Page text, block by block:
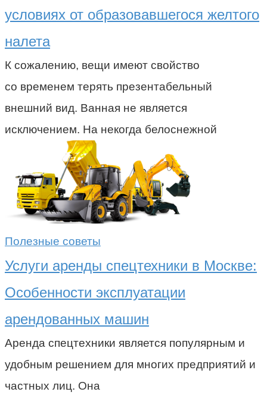
условиях от образовавшегося желтого
налета
К сожалению, вещи имеют свойство
со временем терять презентабельный
внешний вид. Ванная не является
исключением. На некогда белоснежной
Полезные советы
Услуги аренды спецтехники в Москве:
Особенности эксплуатации
арендованных машин
Аренда спецтехники является популярным и
удобным решением для многих предприятий и
частных лиц. Она